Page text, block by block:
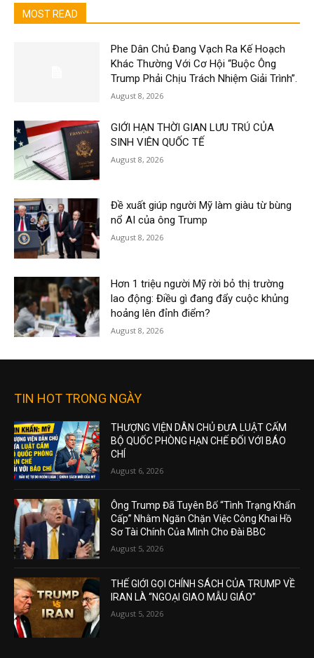
MOST READ
Phe Dân Chủ Đang Vạch Ra Kế Hoạch
Khác Thường Với Cơ Hội “Buộc Ông
Trump Phải Chịu Trách Nhiệm Giải Trình”.
August 8, 2026
GIỚI HẠN THỜI GIAN LƯU TRÚ CỦA
SINH VIÊN QUỐC TẾ
August 8, 2026
Đề xuất giúp người Mỹ làm giàu từ bùng
nổ AI của ông Trump
August 8, 2026
Hơn 1 triệu người Mỹ rời bỏ thị trường
lao động: Điều gì đang đẩy cuộc khủng
hoảng lên đỉnh điểm?
August 8, 2026
TIN HOT TRONG NGÀY
THƯỢNG VIỆN DÂN CHỦ ĐƯA LUẬT CẤM
BỘ QUỐC PHÒNG HẠN CHẾ ĐỐI VỚI BÁO
CHÍ
August 6, 2026
Ông Trump Đã Tuyên Bố “Tình Trạng Khẩn
Cấp” Nhằm Ngăn Chặn Việc Công Khai Hồ
Sơ Tài Chính Của Mình Cho Đài BBC
August 5, 2026
THẾ GIỚI GỌI CHÍNH SÁCH CỦA TRUMP VỀ
IRAN LÀ “NGOẠI GIAO MẪU GIÁO”
August 5, 2026